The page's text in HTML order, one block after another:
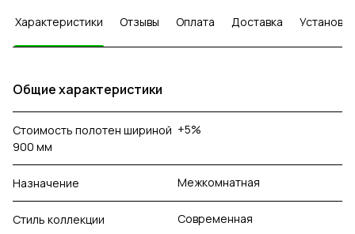
Характеристики Отзывы Оплата Доставка Установка
Общие характеристики
Стоимость полотен шириной
900 мм
+5%
Назначение Межкомнатная
Стиль коллекции Современная